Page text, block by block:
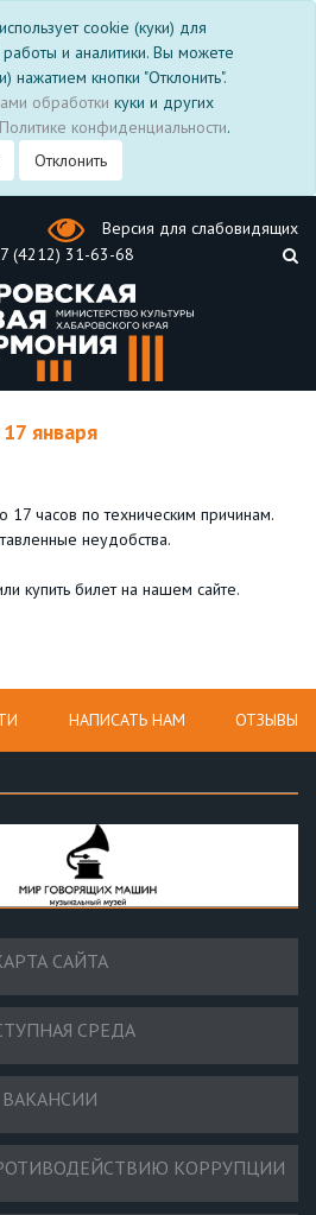
cookie (куки) для
и аналитики. Вы можете
нажатием кнопки "Отклонить".
обработки куки и других
Политике конфиденциальности.
Отклонить
Версия для слабовидящих
(4212) 31-63-68
января
17 часов по техническим причинам.
неудобства.
купить билет на нашем сайте.
НАПИСАТЬ НАМ ОТЗЫВЫ
САЙТА
СРЕДА
ВАКАНСИИ
КОРРУПЦИИ